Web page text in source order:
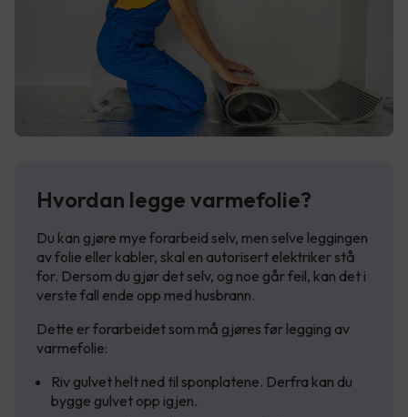
Hvordan legge varmefolie?
Du kan gjøre mye forarbeid selv, men selve leggingen
av folie eller kabler, skal en autorisert elektriker stå
for. Dersom du gjør det selv, og noe går feil, kan det i
verste fall ende opp med husbrann.
Dette er forarbeidet som må gjøres før legging av
varmefolie:
Riv gulvet helt ned til sponplatene. Derfra kan du
bygge gulvet opp igjen.